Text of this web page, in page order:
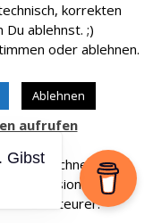
korrekten
ablehnst. ;)
oder ablehnen.
Ablehnen
aufrufen
Provision.
nicht teurer.
Gibst